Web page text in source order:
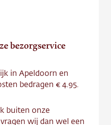
bezorgservice
in Apeldoorn en
bedragen € 4.95.
buiten onze
wij dan wel een